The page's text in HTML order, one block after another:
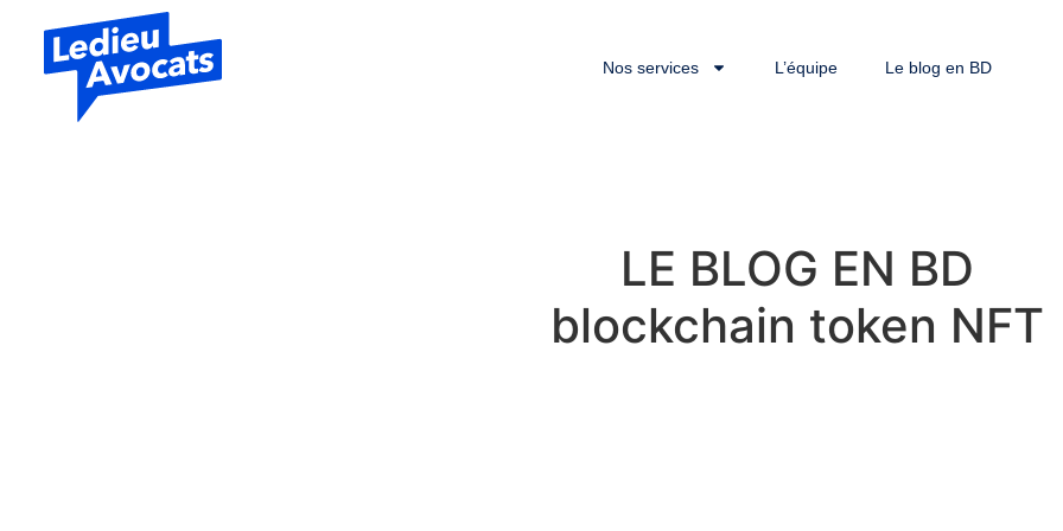
Nos services L’équipe Le blog en BD
LE BLOG EN BD
blockchain token NFT